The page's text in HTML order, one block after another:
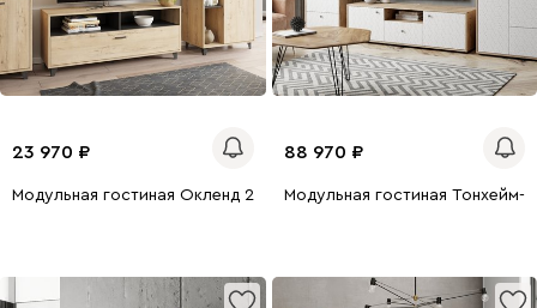
23 970
Модульная гостиная Окленд 2 Дуб Ирландский
88 970
Модульная гостиная Тонхейм-1